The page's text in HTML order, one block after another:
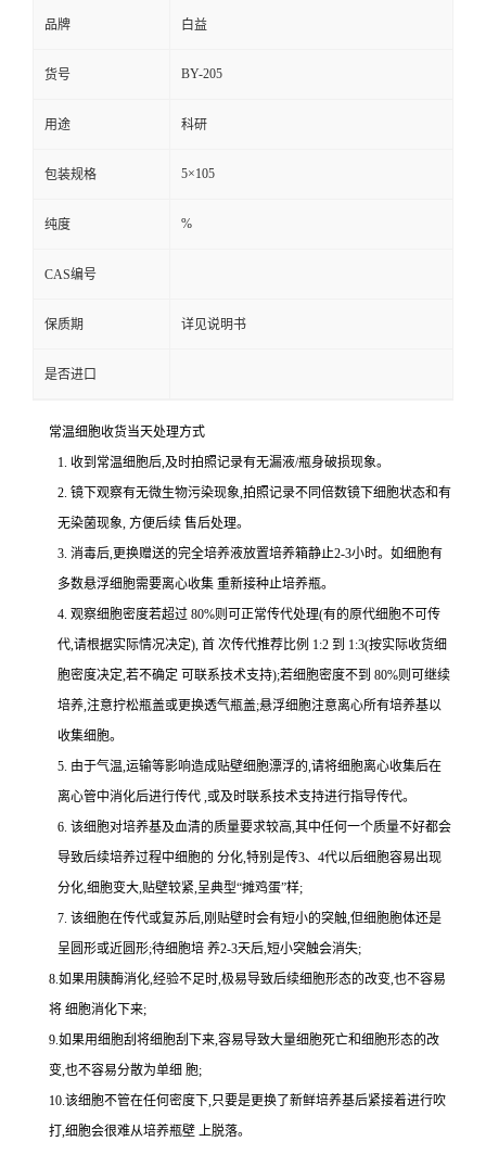
品牌 白益
货号 BY-205
用途 科研
包装规格 5×105
纯度 %
CAS编号
保质期 详见说明书
是否进口
常温细胞收货当天处理方式
1. 收到常温细胞后,及时拍照记录有无漏液/瓶身破损现象。
2. 镜下观察有无微生物污染现象,拍照记录不同倍数镜下细胞状态和有
无染菌现象, 方便后续 售后处理。
3. 消毒后,更换赠送的完全培养液放置培养箱静止2-3小时。如细胞有
多数悬浮细胞需要离心收集 重新接种止培养瓶。
4. 观察细胞密度若超过 80%则可正常传代处理(有的原代细胞不可传
代,请根据实际情况决定), 首 次传代推荐比例 1:2 到 1:3(按实际收货细
胞密度决定,若不确定 可联系技术支持);若细胞密度不到 80%则可继续
培养,注意拧松瓶盖或更换透气瓶盖;悬浮细胞注意离心所有培养基以
收集细胞。
5. 由于气温,运输等影响造成贴壁细胞漂浮的,请将细胞离心收集后在
离心管中消化后进行传代 ,或及时联系技术支持进行指导传代。
6. 该细胞对培养基及血清的质量要求较高,其中任何一个质量不好都会
导致后续培养过程中细胞的 分化,特别是传3、4代以后细胞容易出现
分化,细胞变大,贴壁较紧,呈典型“摊鸡蛋”样;
7. 该细胞在传代或复苏后,刚贴壁时会有短小的突触,但细胞胞体还是
呈圆形或近圆形;待细胞培 养2-3天后,短小突触会消失;
8.如果用胰酶消化,经验不足时,极易导致后续细胞形态的改变,也不容易
将 细胞消化下来;
9.如果用细胞刮将细胞刮下来,容易导致大量细胞死亡和细胞形态的改
变,也不容易分散为单细 胞;
10.该细胞不管在任何密度下,只要是更换了新鲜培养基后紧接着进行吹
打,细胞会很难从培养瓶壁 上脱落。